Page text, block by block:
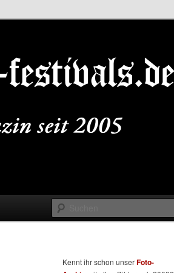
Kennt ihr schon unserFoto-